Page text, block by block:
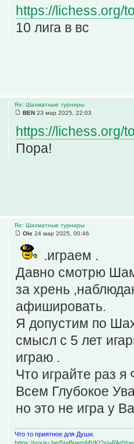
https://lichess.org/
10 лига в вс
Re: Шахматные турниры
BEN 23 мар 2025, 22:03
https://lichess.org/
Пора!
Re: Шахматные турниры
Ole 24 мар 2025, 00:46
.играем .
Давно смотрю
за хрень
афишировать.
Я допустим по
смысл с 5 лет
играю .
Что играйте раз
Всем Глубокое
но это не игра у
Что то приятное для Души.